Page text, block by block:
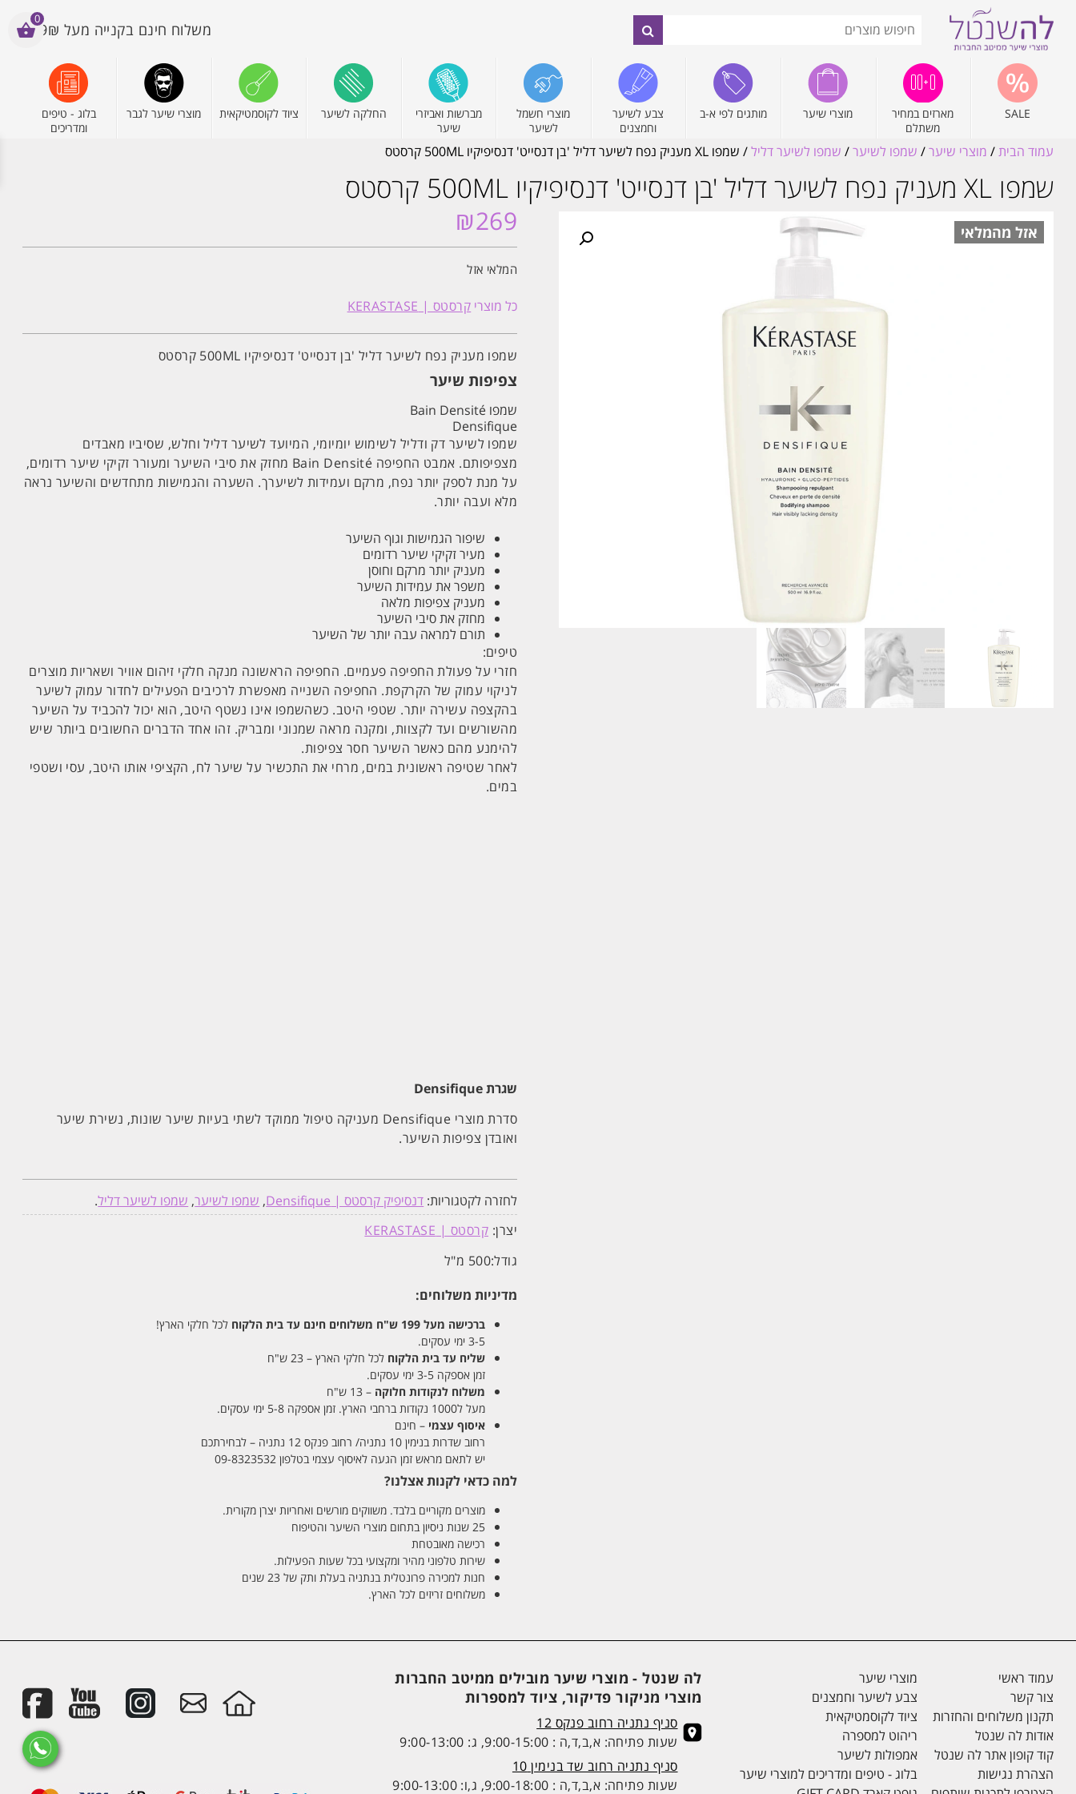
משלוח חינם בקנייה מעל 199₪
SALE
מארזים במחיר
משתלם
מוצרי שיער מותגים לפי א-ב
צבע לשיער
וחמצנים
מוצרי חשמל
לשיער
מברשות ואביזרי
שיער
החלקה לשיער ציוד לקוסמטיקאית מוצרי שיער לגבר
בלוג - טיפים
ומדריכים
עמוד הבית/ מוצרי שיער/ שמפו לשיער/ שמפו לשיער דליל/ שמפו XL מעניק נפח לשיער דליל 'בן דנסייט' דנסיפיקיו 500ML קרסטס
שמפו XL מעניק נפח לשיער דליל 'בן דנסייט' דנסיפיקיו 500ML קרסטס
₪269
המלאי אזל
כל מוצרי קרסטס | KERASTASE
שמפו מעניק נפח לשיער דליל 'בן דנסייט' דנסיפיקיו 500ML קרסטס
צפיפות שיער
שמפו Bain Densité
Densifique
שמפו לשיער דק ודליל לשימוש יומיומי, המיועד לשיער דליל וחלש, שסיביו מאבדים
מצפיפותם. אמבט החפיפה Bain Densité מחזק את סיבי השיער ומעורר זקיקי שיער רדומים,
על מנת לספק יותר נפח, מרקם ועמידות לשיערך. השערה והגמישות מתחדשים והשיער נראה
מלא ועבה יותר.
שיפור הגמישות וגוף השיער
מעיר זקיקי שיער רדומים
מעניק יותר מרקם וחוסן
משפר את עמידות השיער
מעניק צפיפות מלאה
מחזק את סיבי השיער
תורם למראה עבה יותר של השיער
טיפים:
חזרי על פעולת החפיפה פעמיים. החפיפה הראשונה מנקה חלקי זיהום אוויר ושאריות מוצרים
לניקוי עמוק של הקרקפת. החפיפה השנייה מאפשרת לרכיבים הפעילים לחדור עמוק לשיער
בהקצפה עשירה יותר. שטפי היטב. כשהשמפו אינו נשטף היטב, הוא יכול להכביד על השיער
מהשורשים ועד לקצוות, ומקנה מראה שמנוני ומבריק. זהו אחד הדברים החשובים ביותר שיש
להימנע מהם כאשר השיער חסר צפיפות.
לאחר שטיפה ראשונית במים, מרחי את התכשיר על שיער לח, הקציפי אותו היטב, עסי ושטפי
במים.
שגרת Densifique
סדרת מוצרי Densifique מעניקה טיפול ממוקד לשתי בעיות שיער שונות, נשירת שיער
ואובדן צפיפות השיער.
לחזרה לקטגוריות: דנסיפיק קרסטס | Densifique , שמפו לשיער, שמפו לשיער דליל.
יצרן: קרסטס | KERASTASE
גודל:500 מ"ל
מדיניות משלוחים:
ברכישה מעל 199 ש"ח משלוחים חינם עד בית הלקוח לכל חלקי הארץ!
3-5 ימי עסקים.
שליח עד בית הלקוח לכל חלקי הארץ – 23 ש"ח
זמן אספקה 3-5 ימי עסקים.
משלוח לנקודות חלוקה – 13 ש"ח
מעל ל1000 נקודות ברחבי הארץ. זמן אספקה 5-8 ימי עסקים.
איסוף עצמי – חינם
רחוב שדרות בנימין 10 נתניה/ רחוב פנקס 12 נתניה – לבחירתכם
יש לתאם מראש זמן הגעה לאיסוף עצמי בטלפון 09-8323532
למה כדאי לקנות אצלנו?
מוצרים מקוריים בלבד. משווקים מורשים ואחריות יצרן מקורית.
25 שנות ניסיון בתחום מוצרי השיער והטיפוח
רכישה מאובטחת
שירות טלפוני מהיר ומקצועי בכל שעות הפעילות.
חנות למכירה פרונטלית בנתניה בעלת ותק של 23 שנים
משלוחים זריזים לכל הארץ.
עמוד ראשי
צור קשר
תקנון משלוחים והחזרות
אודות לה שנטל
קוד קופון אתר לה שנטל
הצהרת נגישות
מוצרי שיער
צבע לשיער וחמצנים
ציוד לקוסמטיקאית
ריהוט למספרה
אמפולות לשיער
בלוג - טיפים ומדריכים למוצרי שיער
לה שנטל - מוצרי שיער מובילים ממיטב החברות
מוצרי מניקור פדיקור, ציוד למספרות
סניף נתניה רחוב פנקס 12
שעות פתיחה: א,ב,ד,ה : 9:00-15:00, ג: 9:00-13:00
סניף נתניה רחוב שד בנימין 10
שעות פתיחה: א,ב,ד,ה : 9:00-18:00, ג,ו: 9:00-13:00
0